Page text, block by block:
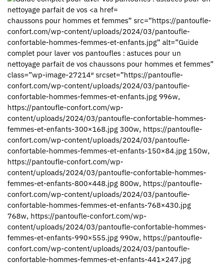
chaussons pour hommes et femmes” src=”https://pantoufle-
confort.com/wp-content/uploads/2024/03/pantoufle-
confortable-hommes-femmes-et-enfants.jpg” alt=”Guide
complet pour laver vos pantoufles : astuces pour un
nettoyage parfait de vos chaussons pour hommes et femmes”
class=”wp-image-27214″ srcset=”https://pantoufle-
confort.com/wp-content/uploads/2024/03/pantoufle-
confortable-hommes-femmes-et-enfants.jpg 996w,
https://pantoufle-confort.com/wp-
content/uploads/2024/03/pantoufle-confortable-hommes-
femmes-et-enfants-300×168.jpg 300w, https://pantoufle-
confort.com/wp-content/uploads/2024/03/pantoufle-
confortable-hommes-femmes-et-enfants-150×84.jpg 150w,
https://pantoufle-confort.com/wp-
content/uploads/2024/03/pantoufle-confortable-hommes-
femmes-et-enfants-800×448.jpg 800w, https://pantoufle-
confort.com/wp-content/uploads/2024/03/pantoufle-
confortable-hommes-femmes-et-enfants-768×430.jpg
768w, https://pantoufle-confort.com/wp-
content/uploads/2024/03/pantoufle-confortable-hommes-
femmes-et-enfants-990×555.jpg 990w, https://pantoufle-
confort.com/wp-content/uploads/2024/03/pantoufle-
confortable-hommes-femmes-et-enfants-441×247.jpg